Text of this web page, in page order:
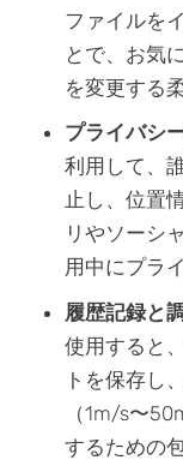
ファイルを
とで、お気
を変更する
プライバシ
利用して、
止し、位置
リやソーシ
用中にプラ
履歴記録と
使用すると
トを保存し
（1m/s〜
するための